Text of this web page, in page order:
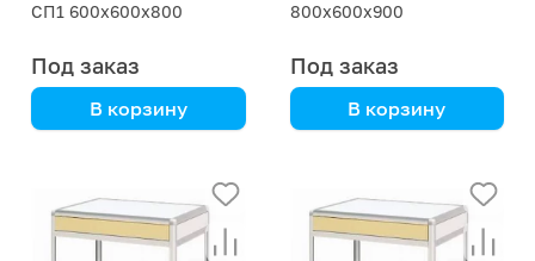
СП1 600х600х800
Под заказ
В корзину
алюминиевый каркас
800х600х900
Под заказ
В корзину
алюминиевый каркас